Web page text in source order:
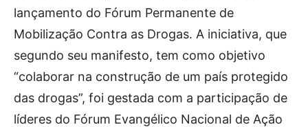
lançamento do Fórum Permanente de
Mobilização Contra as Drogas. A iniciativa, que
segundo seu manifesto, tem como objetivo
“colaborar na construção de um país protegido
das drogas”, foi gestada com a participação de
líderes do Fórum Evangélico Nacional de Ação